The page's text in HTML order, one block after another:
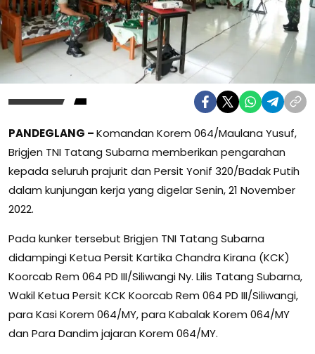
PANDEGLANG –Komandan Korem 064/Maulana Yusuf,
Brigjen TNI Tatang Subarna memberikan pengarahan
kepada seluruh prajurit dan Persit Yonif 320/Badak Putih
dalam kunjungan kerja yang digelar Senin, 21 November
2022.
Pada kunker tersebut Brigjen TNI Tatang Subarna
didampingi Ketua Persit Kartika Chandra Kirana (KCK)
Koorcab Rem 064 PD III/Siliwangi Ny. Lilis Tatang Subarna,
Wakil Ketua Persit KCK Koorcab Rem 064 PD III/Siliwangi,
para Kasi Korem 064/MY, para Kabalak Korem 064/MY
dan Para Dandim jajaran Korem 064/MY.